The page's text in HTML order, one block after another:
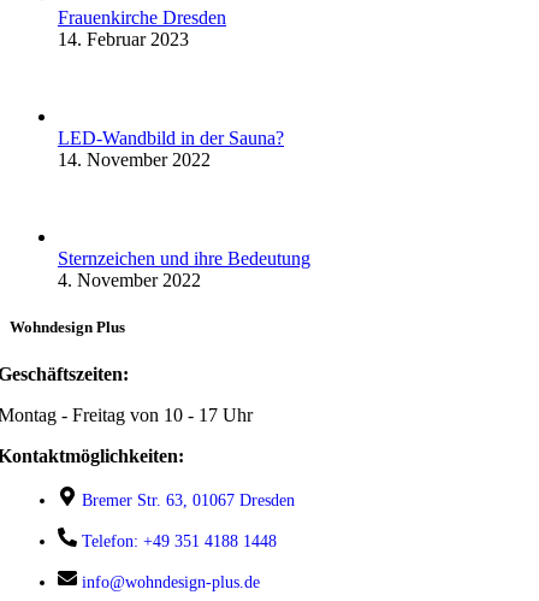
Frauenkirche Dresden
14. Februar 2023
LED-Wandbild in der Sauna?
14. November 2022
Sternzeichen und ihre Bedeutung
4. November 2022
Wohndesign Plus
- Freitag von 10 - 17 Uhr
Bremer Str. 63, 01067 Dresden
Telefon: +49 351 4188 1448
info@wohndesign-plus.de